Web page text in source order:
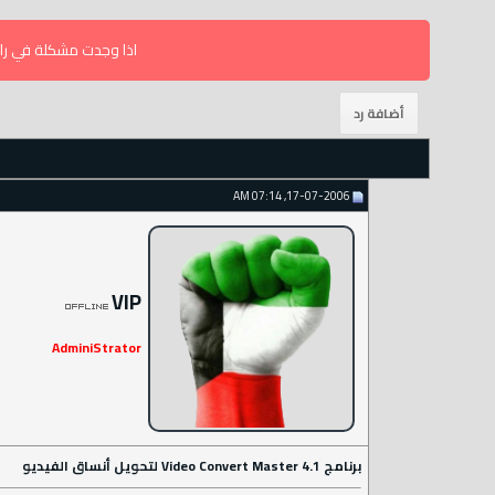
اذا وجدت مشكلة في
VIP
AdminiStrator
برنامج Video Convert Master 4.1 لتحويل أنساق الفيديو